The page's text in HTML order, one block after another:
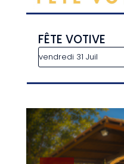
FÊTE VOTIVE
vendredi 31 Juil